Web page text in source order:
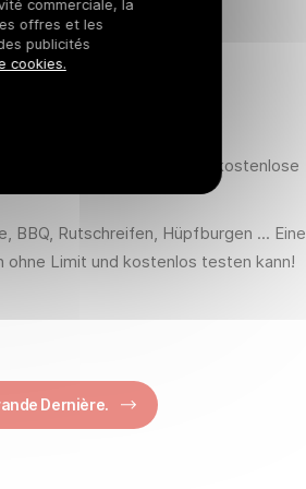
erwarten euch zahlreiche kostenlose
BBQ, Rutschreifen, Hüpfburgen ... Eine
ohne Limit und kostenlos testen kann!
Dernière.
commerciale, la
offres et les
publicités
cookies.